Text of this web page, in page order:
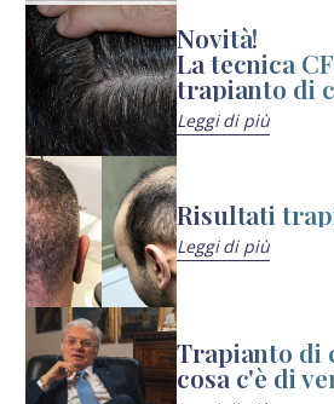
Novità!
La tecnica
trapianto di
Leggi di più
Risultati
Leggi di più
Trapianto di
cosa c'è di